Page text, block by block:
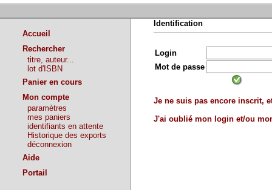
Accueil
Rechercher
titre, auteur...
lot d'ISBN
Panier en cours
Mon compte
paramètres
mes paniers
identifiants en attente
Historique des exports
déconnexion
Aide
Portail
Identification
Login
Mot de passe
Je ne suis pas encore inscrit,
J'ai oublié mon login et/ou